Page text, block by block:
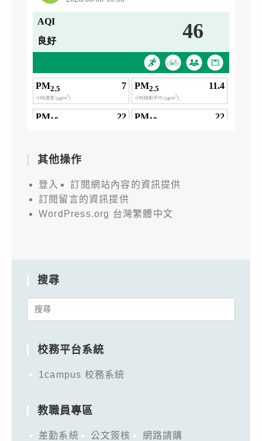
其他操作
登入
訂閱網站內容的資訊提供
訂閱留言的資訊提供
WordPress.org 台灣繁體中文
搜尋
Search
校務平台系統
1campus 校務系統
教職員專區
差勤系統 公文簽核
網路請購